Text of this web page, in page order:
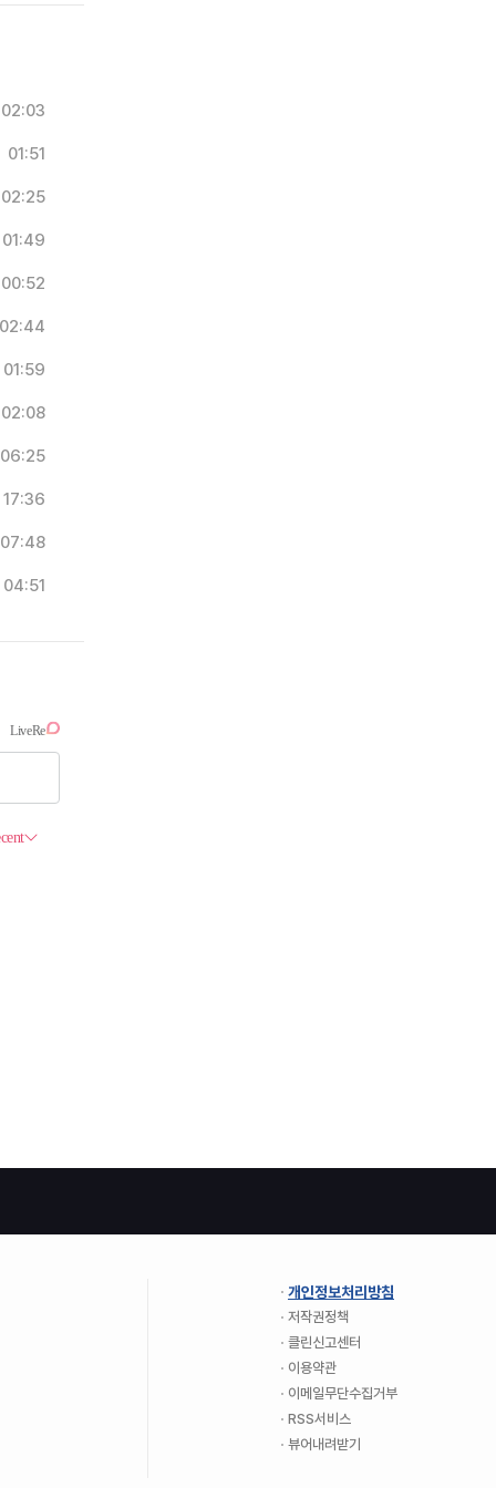
02:03
01:51
02:25
01:49
00:52
02:44
01:59
02:08
06:25
17:36
07:48
04:51
개인정보처리방침
저작권정책
클린신고센터
이용약관
이메일무단수집거부
RSS서비스
뷰어내려받기